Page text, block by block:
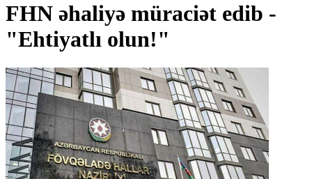
FHN əhaliyə müraciət edib -
"Ehtiyatlı olun!"